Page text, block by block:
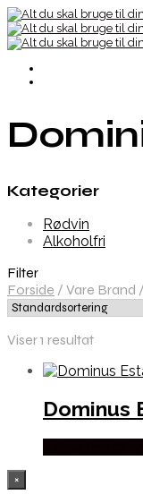
Kategorier
Rødvin
Alkoholfri
Filter
Forside / Vare Brand /
Viser 1 resultat
Dominus
×